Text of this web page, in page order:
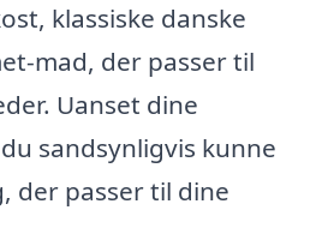
klassiske danske
mad, der passer til
Uanset dine
sandsynligvis kunne
der passer til dine